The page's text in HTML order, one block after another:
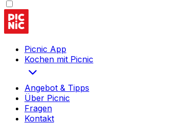
Picnic App
Kochen mit Picnic
Angebot & Tipps
Über Picnic
Fragen
Kontakt